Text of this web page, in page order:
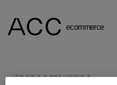
EMSA MENORCA